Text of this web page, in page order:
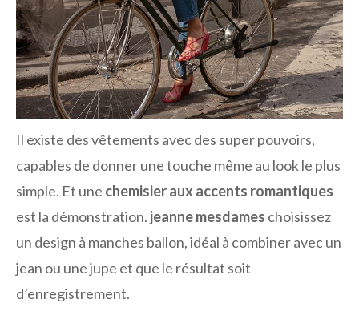
Il existe des vêtements avec des super pouvoirs,
capables de donner une touche même au look le plus
simple. Et une chemisier aux accents romantiques
est la démonstration. jeanne mesdames choisissez
un design à manches ballon, idéal à combiner avec un
jean ou une jupe et que le résultat soit
d’enregistrement.